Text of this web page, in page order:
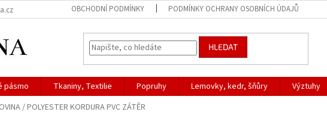
OBCHODNÍ PODMÍNKY PODMÍNKY OCHRANY OSOBNÍCH ÚDAJŮ
HLEDAT
pásmo Tkaniny, Textilie Popruhy Lemovky, kedr, šňůry Výztuhy
/ POLYESTER KORDURA PVC ZÁTĚR